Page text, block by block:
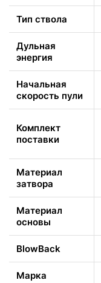
Тип ствола
Дульная
энергия
Начальная
скорость пули
Комплект
поставки
Материал
затвора
Материал
основы
BlowBack
Марка